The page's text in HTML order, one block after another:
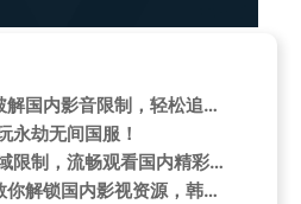
海外华人必看！3招破解国内影音限制，轻松追更《斗破苍穹》有声剧
永劫无间国服！
海外华人如何突破地域限制，流畅观看国内精彩赛事与文艺表演
海外华人必看！3招教你解锁国内影视资源，韩东君比心名场面轻松追